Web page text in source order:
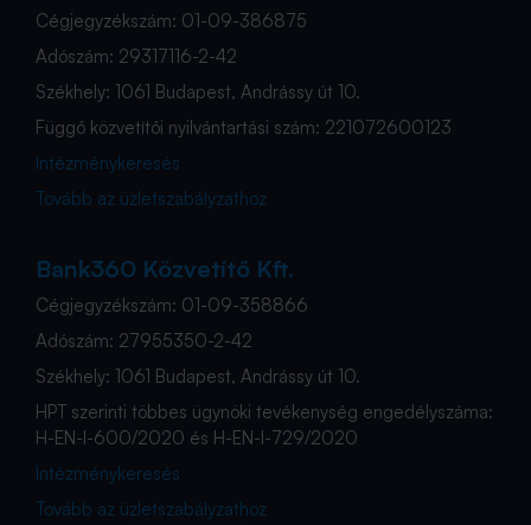
Cégjegyzékszám: 01-09-386875
Adószám: 29317116-2-42
Székhely: 1061 Budapest, Andrássy út 10.
Függő közvetítői nyilvántartási szám: 221072600123
Intézménykeresés
Tovább az üzletszabályzathoz
Bank360 Közvetítő Kft.
Cégjegyzékszám: 01-09-358866
Adószám: 27955350-2-42
Székhely: 1061 Budapest, Andrássy út 10.
HPT szerinti többes ügynöki tevékenység engedélyszáma:
H-EN-I-600/2020 és H-EN-I-729/2020
Intézménykeresés
Tovább az üzletszabályzathoz